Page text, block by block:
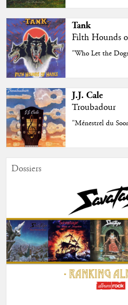
Tank
Filth Hounds
"Who Let the
J.J. Cale
Troubadour
"Ménestrel du
Dossiers